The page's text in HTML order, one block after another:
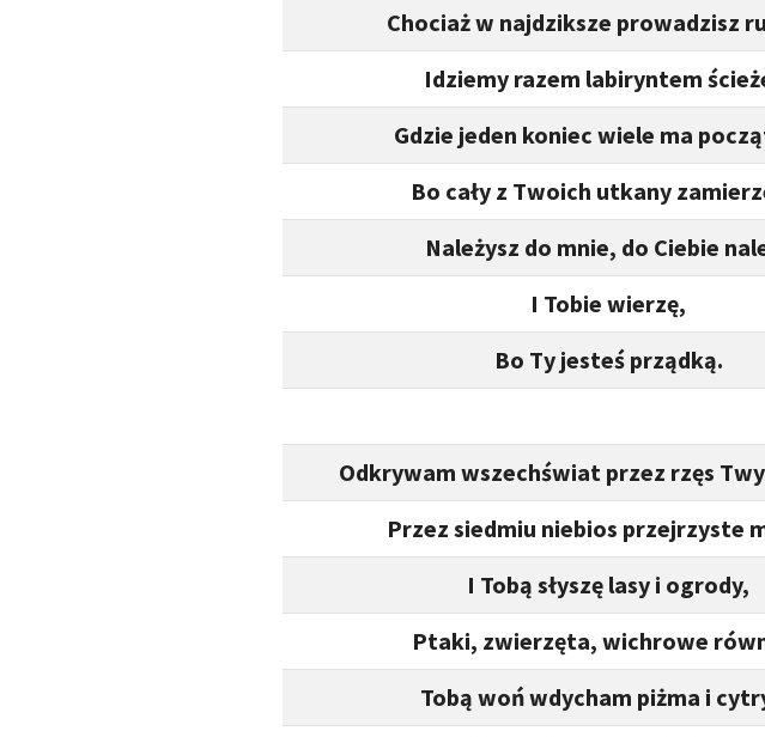
Chociaż w najdziksze prowadzisz
Idziemy razem labiryntem
Gdzie jeden koniec wiele ma
Bo cały z Twoich utkany
Należysz do mnie, do Ciebie
I Tobie wierzę,
Bo Ty jesteś prządką.
Odkrywam wszechświat przez rzęs
Przez siedmiu niebios przejrzyste
I Tobą słyszę lasy i ogrody,
Ptaki, zwierzęta, wichrowe
Tobą woń wdycham piżma i